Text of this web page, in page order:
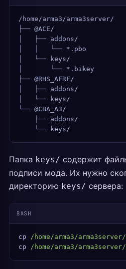
/home/arma3/arma3server/
├── @ACE/
│   ├── addons/
│   │   └── *.pbo
│   └── keys/
│       └── *.bikey
├── @RHS_AFRF/
│   ├── addons/
│   └── keys/
└── @CBA_A3/
    ├── addons/
    └── keys/
Папка keys/ содержит
подписи мода. Их нужно
директорию keys/ сервера:
BASH
cp /home/arma3/arma3server/
cp /home/arma3/arma3server/